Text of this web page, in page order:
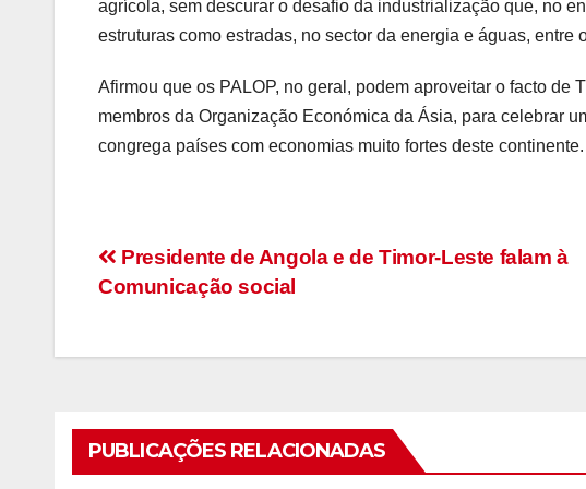
agrícola, sem descurar o desafio da industrialização que, no
estruturas como estradas, no sector da energia e águas, entre
Afirmou que os PALOP, no geral, podem aproveitar o facto de
membros da Organização Económica da Ásia, para celebrar
congrega países com economias muito fortes deste continente.
Navegação
artigos
Presidente de Angola e de Timor-Leste falam à
Comunicação social
PUBLICAÇÕES RELACIONADAS